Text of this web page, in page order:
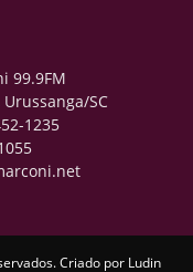
99.9FM
SC
1235
Criado por Ludin